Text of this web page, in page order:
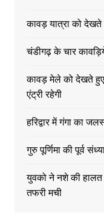
कावड़ यात्रा को देखते
चंडीगढ़ के चार
कावड़ मेले को देखते हुए
एंट्री रहेगी
हरिद्वार में गंगा का
गुरु पूर्णिमा की पूर्व
युवको ने नशे की
तफरी मची